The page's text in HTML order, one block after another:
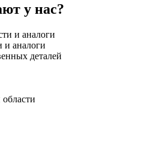
у нас?
и аналоги
деталей